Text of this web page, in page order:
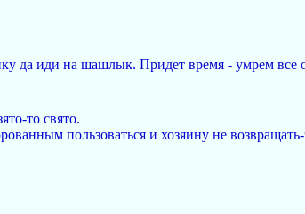
да иди на шашлык. Придет время - умрем все
то свято.
пользоваться и хозяину не